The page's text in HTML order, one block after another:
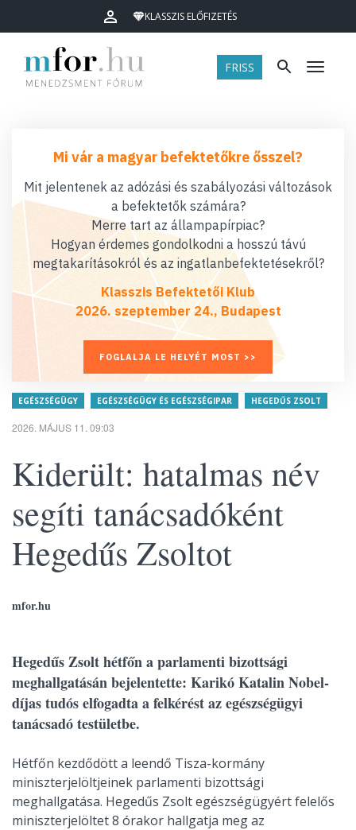
KLASSZIS ELŐFIZETÉS
FRISS Menü
Mi vár a magyar befektetőkre ősszel?
Mit jelentenek az adózási és szabályozási változások
a befektetők számára?
Merre tart az állampapírpiac?
Hogyan érdemes gondolkodni a hosszú távú
megtakarításokról és az ingatlanbefektetésekről?
Klasszis Befektetői Klub
2026. szeptember 24., Budapest
FOGLALJA LE HELYÉT MOST >>
EGÉSZSÉGÜGY EGÉSZSÉGÜGY ÉS EGÉSZSÉGIPAR HEGEDŰS ZSOLT
2026. MÁJUS 11. 09:03
Kiderült: hatalmas név
segíti tanácsadóként
Hegedűs Zsoltot
mfor.hu
Hegedűs Zsolt hétfőn a parlamenti bizottsági
meghallgatásán bejelentette: Karikó Katalin Nobel-
díjas tudós elfogadta a felkérést az egészségügyi
tanácsadó testületbe.
Hétfőn kezdődött a leendő Tisza-kormány
miniszterjelöltjeinek parlamenti bizottsági
meghallgatása. Hegedűs Zsolt egészségügyért felelős
miniszterjelöltet 8 órakor hallgatja meg az